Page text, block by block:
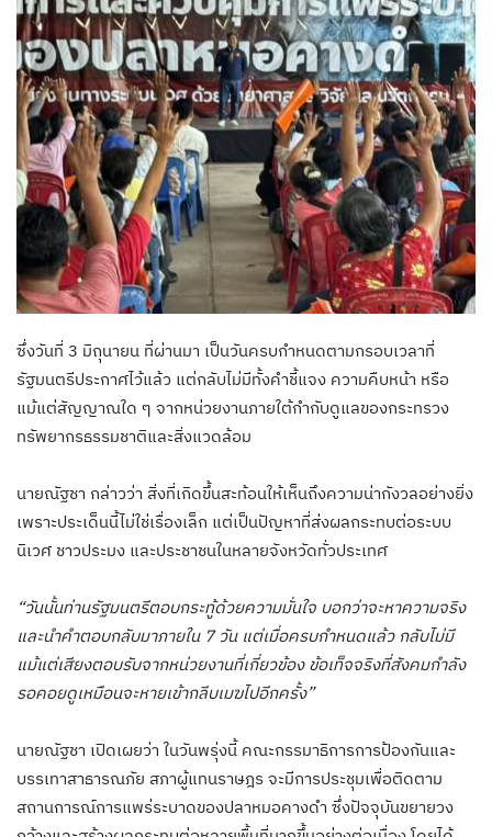
ซึ่งวันที่ 3 มิถุนายน ที่ผ่านมา เป็นวันครบกำหนดตามกรอบเวลาที่
รัฐมนตรีประกาศไว้แล้ว แต่กลับไม่มีทั้งคำชี้แจง ความคืบหน้า หรือ
แม้แต่สัญญาณใด ๆ จากหน่วยงานภายใต้กำกับดูแลของกระทรวง
ทรัพยากรธรรมชาติและสิ่งแวดล้อม
นายณัฐชา กล่าวว่า สิ่งที่เกิดขึ้นสะท้อนให้เห็นถึงความน่ากังวลอย่างยิ่ง
เพราะประเด็นนี้ไม่ใช่เรื่องเล็ก แต่เป็นปัญหาที่ส่งผลกระทบต่อระบบ
นิเวศ ชาวประมง และประชาชนในหลายจังหวัดทั่วประเทศ
“วันนั้นท่านรัฐมนตรีตอบกระทู้ด้วยความมั่นใจ บอกว่าจะหาความจริง
และนำคำตอบกลับมาภายใน 7 วัน แต่เมื่อครบกำหนดแล้ว กลับไม่มี
แม้แต่เสียงตอบรับจากหน่วยงานที่เกี่ยวข้อง ข้อเท็จจริงที่สังคมกำลัง
รอคอยดูเหมือนจะหายเข้ากลีบเมฆไปอีกครั้ง”
นายณัฐชา เปิดเผยว่า ในวันพรุ่งนี้ คณะกรรมาธิการการป้องกันและ
บรรเทาสาธารณภัย สภาผู้แทนราษฎร จะมีการประชุมเพื่อติดตาม
สถานการณ์การแพร่ระบาดของปลาหมอคางดำ ซึ่งปัจจุบันขยายวง